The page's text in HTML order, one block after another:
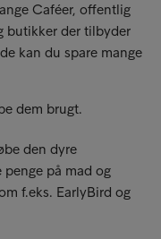
Caféer, offentlig
butikker der tilbyder
kan du spare mange
dem brugt.
den dyre
penge på mad og
f.eks. EarlyBird og